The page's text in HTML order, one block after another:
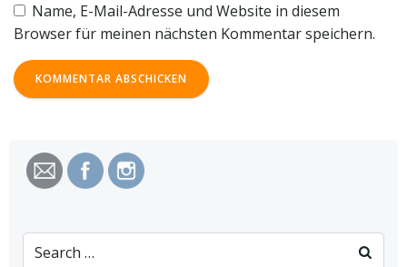
Name, E-Mail-Adresse und Website in diesem
Browser für meinen nächsten Kommentar speichern.
Search